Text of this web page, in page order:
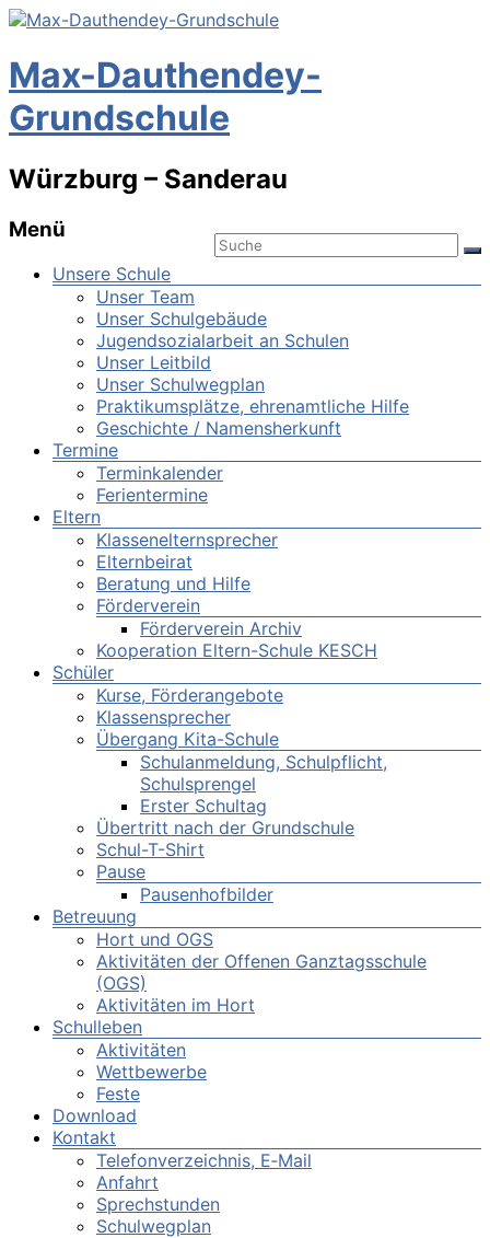
Max-Dauthendey-
Grundschule
Würzburg – Sanderau
Menü
Unsere Schule
Unser Team
Unser Schulgebäude
Jugendsozialarbeit an Schulen
Unser Leitbild
Unser Schulwegplan
Praktikumsplätze, ehrenamtliche Hilfe
Geschichte / Namensherkunft
Termine
Terminkalender
Ferientermine
Eltern
Klassenelternsprecher
Elternbeirat
Beratung und Hilfe
Förderverein
Förderverein Archiv
Kooperation Eltern-Schule KESCH
Schüler
Kurse, Förderangebote
Klassensprecher
Übergang Kita-Schule
Schulanmeldung, Schulpflicht,
Schulsprengel
Erster Schultag
Übertritt nach der Grundschule
Schul-T-Shirt
Pause
Pausenhofbilder
Betreuung
Hort und OGS
Aktivitäten der Offenen Ganztagsschule
(OGS)
Aktivitäten im Hort
Schulleben
Aktivitäten
Wettbewerbe
Feste
Download
Kontakt
Telefonverzeichnis, E‑Mail
Anfahrt
Sprechstunden
Schulwegplan